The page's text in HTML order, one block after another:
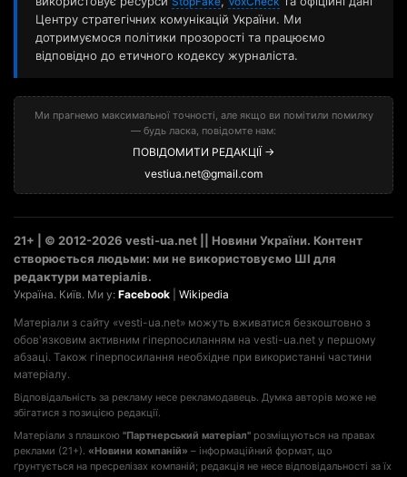
Центру стратегічних комунікацій України. Ми
дотримуємося політики прозорості та працюємо
відповідно до етичного кодексу журналіста.
Ми прагнемо максимальної точності, але якщо ви помітили помилку
— будь ласка, повідомте нам:
ПОВІДОМИТИ РЕДАКЦІЇ →
vestiua.net@gmail.com
21+ | © 2012-2026 vesti-ua.net || Новини України. Контент
створюється людьми: ми не використовуємо ШІ для
редактури матеріалів.
Україна. Київ. Ми у: Facebook Wikipedia
Матеріали з сайту «vesti-ua.net» можуть вживатися безкоштовно з
обов'язковим активним гіперпосиланням на vesti-ua.net у першому
абзаці. Також гіперпосилання необхідне при використанні частини
матеріалу.
Відповідальність за рекламу несе рекламодавець. Думка авторів може не
збігатися з позицією редакції.
Матеріали з плашкою "Партнерський матеріал" розміщуються на правах
реклами (21+). «Новини компаній» – інформаційний формат, що
ґрунтується на пресрелізах компаній; редакція не несе відповідальності за їх